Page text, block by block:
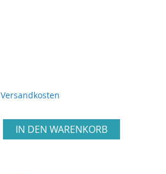
Versandkosten
IN DEN WARENKORB